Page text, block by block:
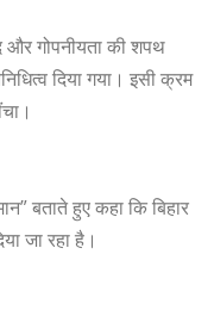
गोपनीयता की शपथ
दिया गया। इसी क्रम
बताते हुए कहा कि बिहार
जा रहा है।